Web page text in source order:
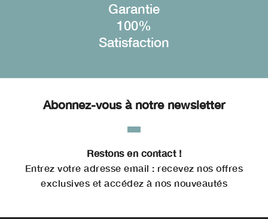
Garantie
100%
Satisfaction
Abonnez-vous à notre newsletter
Restons en contact !
Entrez votre adresse email : recevez nos offres
exclusives et accédez à nos nouveautés